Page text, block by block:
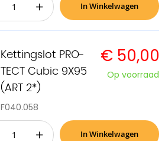
+ In Winkelwagen
Kettingslot PRO-
TECT Cubic 9X95
(ART 2*)
F040.058
€ 50,00
Op voorraad
+ In Winkelwagen